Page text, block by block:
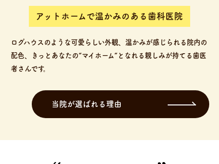
アットホームで温かみのある歯科医院
ログハウスのような可愛らしい外観、温かみが感じられる院内の
配色、きっとあなたの“マイホーム”となれる親しみが持てる歯医
者さんです。
当院が選ばれる理由